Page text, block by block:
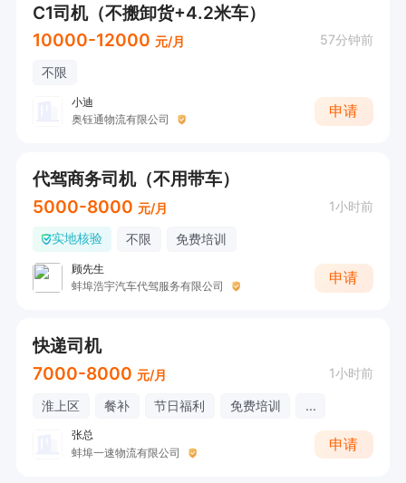
C1司机（不搬卸货+4.2米车）
10000-12000 元/月 57分钟前
不限
小迪
奥钰通物流有限公司
申请
代驾商务司机（不用带车）
5000-8000 元/月 1小时前
实地核验 不限 免费培训
顾先生
蚌埠浩宇汽车代驾服务有限公司
申请
快递司机
7000-8000 元/月 1小时前
淮上区 餐补 节日福利 免费培训 ...
张总
蚌埠一速物流有限公司
申请